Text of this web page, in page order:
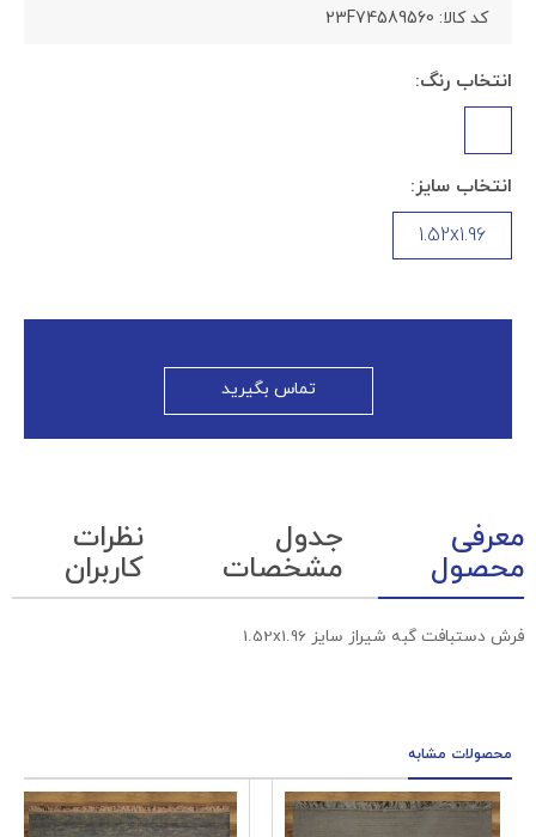
کد کالا: 23F74589560
انتخاب رنگ:
انتخاب سایز:
1.52x1.96
تماس بگیرید
معرفی
محصول
جدول
مشخصات
نظرات
کاربران
فرش دستبافت گبه شیراز سایز 1.52x1.96
محصولات مشابه